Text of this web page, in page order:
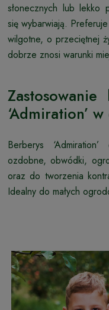
słonecznych lub lekko
się wybarwiają.
wilgotne, o przeciętnej
dobrze znosi warunki
‘Admiration’
Berberys
ozdobne, obwódki,
oraz do tworzenia
Idealny do małych